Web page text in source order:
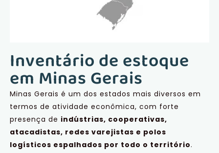
Inventário de estoque
em Minas Gerais
Minas Gerais é um dos estados mais diversos em
termos de atividade econômica, com forte
presença de indústrias, cooperativas,
atacadistas, redes varejistas e polos
logísticos espalhados por todo o território.